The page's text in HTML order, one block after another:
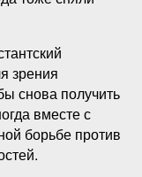
зрения
снова получить
вместе с
борьбе против